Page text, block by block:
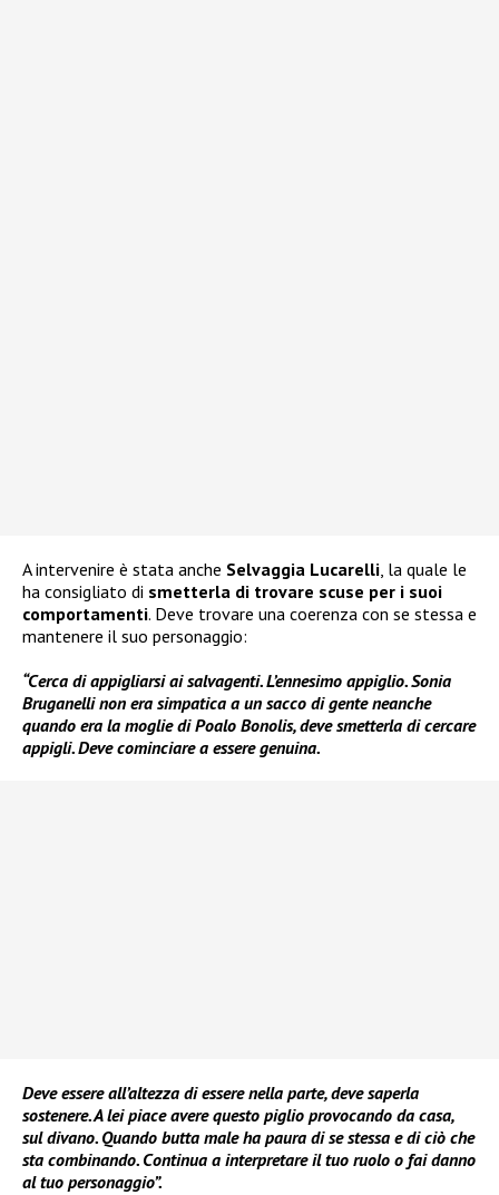
A intervenire è stata anche Selvaggia Lucarelli, la quale le
ha consigliato di smetterla di trovare scuse per i suoi
comportamenti. Deve trovare una coerenza con se stessa e
mantenere il suo personaggio:
“Cerca di appigliarsi ai salvagenti. L’ennesimo appiglio. Sonia
Bruganelli non era simpatica a un sacco di gente neanche
quando era la moglie di Poalo Bonolis, deve smetterla di cercare
appigli. Deve cominciare a essere genuina.
Deve essere all’altezza di essere nella parte, deve saperla
sostenere. A lei piace avere questo piglio provocando da casa,
sul divano. Quando butta male ha paura di se stessa e di ciò che
sta combinando. Continua a interpretare il tuo ruolo o fai danno
al tuo personaggio”.